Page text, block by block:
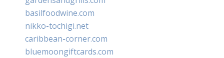
basilfoodwine.com
nikko-tochigi.net
caribbean-corner.com
bluemoongiftcards.com